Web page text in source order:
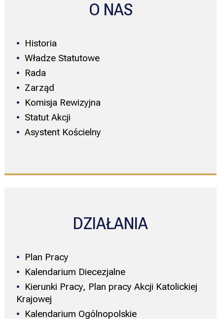
O NAS
Historia
Władze Statutowe
Rada
Zarząd
Komisja Rewizyjna
Statut Akcji
Asystent Kościelny
DZIAŁANIA
Plan Pracy
Kalendarium Diecezjalne
Kierunki Pracy, Plan pracy Akcji Katolickiej
Krajowej
Kalendarium Ogólnopolskie